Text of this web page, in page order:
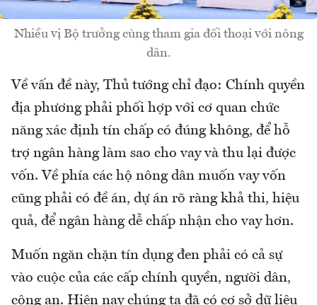
Nhiều vị Bộ trưởng cùng tham gia đối thoại với nông
dân.
Về vấn đề này, Thủ tướng chỉ đạo: Chính quyền
địa phương phải phối hợp với cơ quan chức
năng xác định tín chấp có đúng không, để hỗ
trợ ngân hàng làm sao cho vay và thu lại được
vốn. Về phía các hộ nông dân muốn vay vốn
cũng phải có đề án, dự án rõ ràng khả thi, hiệu
quả, để ngân hàng dễ chấp nhận cho vay hơn.
Muốn ngăn chặn tín dụng đen phải có cả sự
vào cuộc của các cấp chính quyền, người dân,
công an. Hiện nay chúng ta đã có cơ sở dữ liệu